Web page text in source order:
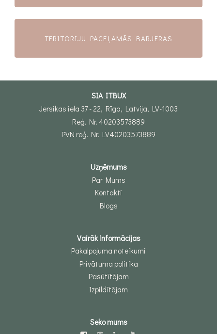
TERITORIJU PACEĻAMĀS BARJERAS
SIA ITBUX
Jersikas iela 37 - 22, Rīga, Latvija, LV-1003
Reģ. Nr. 40203573889
PVN reģ. Nr. LV40203573889
Uzņēmums
Par Mums
Kontakti
Blogs
Vairāk informācijas
Pakalpojuma noteikumi
Privātuma politika
Pasūtītājam
Izpildītājam
Seko mums